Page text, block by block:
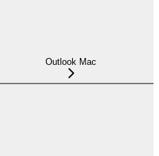
Outlook Mac